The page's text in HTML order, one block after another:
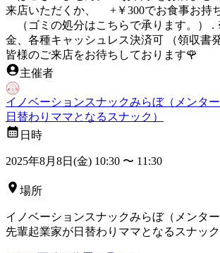
来店いただくか、 +￥300でお食事お持
（ゴミの処分はこちらで承ります。）
金、各種キャッシュレス決済可 （領収書
皆様のご来店をお待ちしております🌹
主催者
イノベーションスナックみらぼ（メンタ
日替わりママとなるスナック）
日時
2025年8月8日(金) 10:30 〜 11:30
場所
イノベーションスナックみらぼ（メンター
先輩起業家が日替わりママとなるスナック